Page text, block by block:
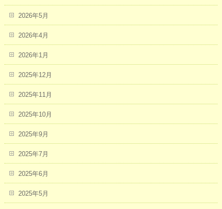
2026年5月
2026年4月
2026年1月
2025年12月
2025年11月
2025年10月
2025年9月
2025年7月
2025年6月
2025年5月